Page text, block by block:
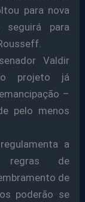
para nova
seguirá para
Valdir
o projeto já
–
pelo menos
a
regras de
de
poderão se